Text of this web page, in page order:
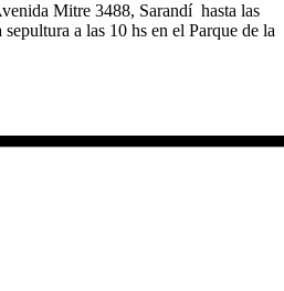
Mitre 3488, Sarandí hasta las
a las 10 hs en el Parque de la